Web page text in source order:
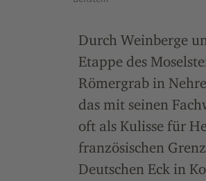
Durch Weinberge
Etappe des
Römergrab in
das mit seinen
oft als Kulisse für
französischen
Deutschen Eck in